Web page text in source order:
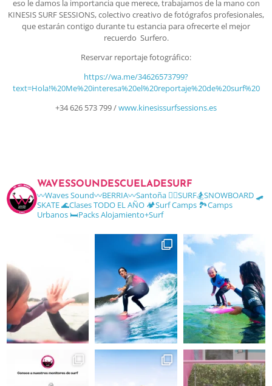
eso le damos la importancia que merece, trabajamos de la mano con
KINESIS SURF SESSIONS, colectivo creativo de fotógrafos profesionales,
que estarán contigo durante tu estancia para ofrecerte el mejor
recuerdo Surfero.
Reservar reportaje fotográfico:
https://wa.me/34626573799?
text=Hola!%20Me%20interesa%20el%20reportaje%20de%20surf%20
+34 626 573 799 /www.kinesissurfsessions.es
WAVESSOUNDESCUELADESURF
〰️Waves Sound〰️BERRIA〰️Santoña 🏄‍♂️SURF🏂SNOWBOARD 🛹
SKATE🌊Clases TODO EL AÑO 🏕Surf Camps 🏞Camps
Urbanos🛏Packs Alojamiento+Surf